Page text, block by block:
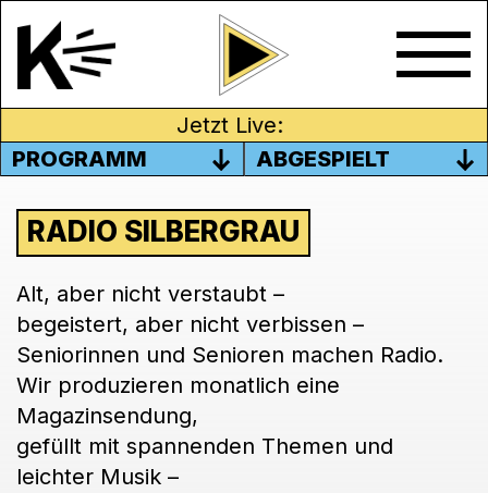
Jetzt Live:
PROGRAMM
ABGESPIELT
RADIO SILBERGRAU
Alt, aber nicht verstaubt –
begeistert, aber nicht verbissen –
Seniorinnen und Senioren machen Radio.
Wir produzieren monatlich eine
Magazinsendung,
gefüllt mit spannenden Themen und
leichter Musik –